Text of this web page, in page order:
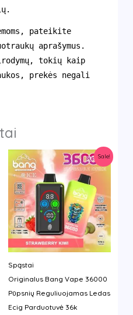
pateikite
aprašymus.
tokių kaip
prekės negali
Sale!
Spąstai
Originalus Bang Vape 36000
Pūpsnių Reguliuojamas Ledas
Ecig Parduotuvė 36k